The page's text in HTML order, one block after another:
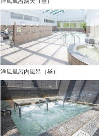
洋風風呂内風呂（昼）